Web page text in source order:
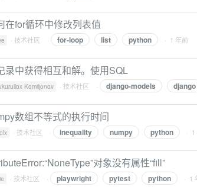
在for循环中修改列表值
· 技术社区 · for-loop list python · 1 年前
录中获得相互和解。使用SQL
Komiljonov · 技术社区 · django-models django
数组不等式的执行时间
· 技术社区 · inequality numpy python · 1
对象没有属性“fill”
· 技术社区 · playwright pytest python · 1